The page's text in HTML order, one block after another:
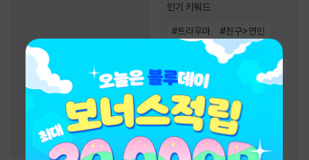
인기 키워드
#트라우마 #친구>연인
계약관계 #역사/시대물
재벌남
힐링물
#현대물
#오피스물 #성장물
#첫사랑 #동거
#친구 #능글남
서양풍
#재회물 #짝사랑 까칠남